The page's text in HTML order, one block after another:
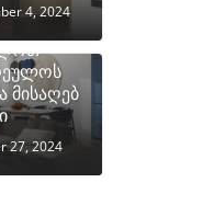
4, 2024
მისაღებ
27, 2024